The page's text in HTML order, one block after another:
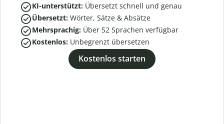
KI-unterstützt: Übersetzt schnell und genau
Übersetzt: Wörter, Sätze & Absätze
Mehrsprachig: Über 52 Sprachen verfügbar
Kostenlos: Unbegrenzt übersetzen
Kostenlos starten